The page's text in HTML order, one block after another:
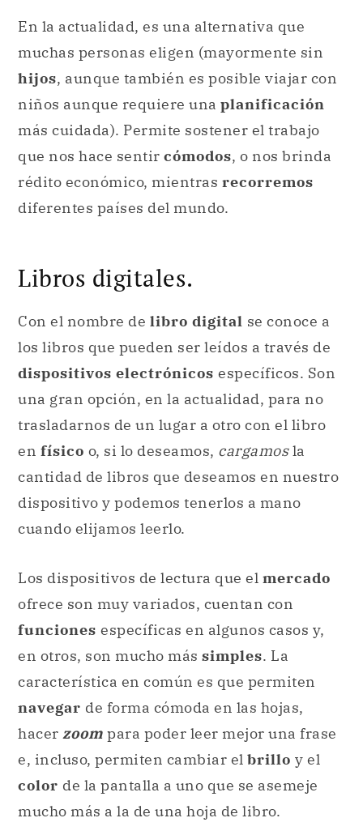
En la actualidad, es una alternativa que
muchas personas eligen (mayormente sin
hijos, aunque también es posible viajar con
niños aunque requiere una planificación
más cuidada). Permite sostener el trabajo
que nos hace sentir cómodos, o nos brinda
rédito económico, mientras recorremos
diferentes países del mundo.
Libros digitales.
Con el nombre de libro digital se conoce a
los libros que pueden ser leídos a través de
dispositivos electrónicos específicos. Son
una gran opción, en la actualidad, para no
trasladarnos de un lugar a otro con el libro
en físico o, si lo deseamos, cargamosla
cantidad de libros que deseamos en nuestro
dispositivo y podemos tenerlos a mano
cuando elijamos leerlo.
Los dispositivos de lectura que el mercado
ofrece son muy variados, cuentan con
funciones específicas en algunos casos y,
en otros, son mucho más simples. La
característica en común es que permiten
navegar de forma cómoda en las hojas,
hacer zoom para poder leer mejor una frase
e, incluso, permiten cambiar el brillo y el
color de la pantalla a uno que se asemeje
mucho más a la de una hoja de libro.